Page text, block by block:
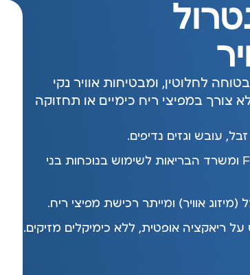
100% לנטרול
לחלוטין, ומבטיחות אוויר נקי
צורך במפיצי ריח כימיים או תחזוקה
בטיחות מקסימלית: מאושר ע"י ה-FDA ומשרד הבריאות לשימוש בנוכחות בני
אוויר) ומייתר רכישת מפיצי ריח.
ריאקציה אופטית, ללא כימיקלים מזיקים.